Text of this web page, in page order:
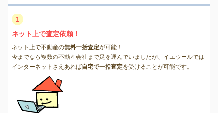
1
ネット上で査定依頼！
ネット上で不動産の無料一括査定が可能！
今までなら複数の不動産会社まで足を運んでいましたが、イエウールでは
インターネットさえあれば自宅で一括査定を受けることが可能です。